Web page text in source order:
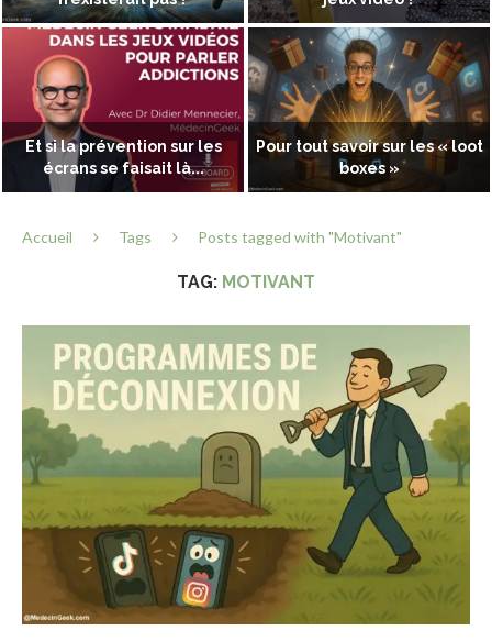
Et si la prévention sur les
écrans se faisait là...
Pour tout savoir sur les « loot
boxes »
Accueil Tags Posts tagged with "Motivant"
TAG: MOTIVANT